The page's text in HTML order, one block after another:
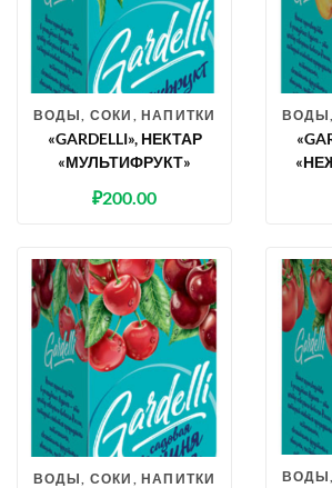
ВОДЫ, СОКИ, НАПИТКИ
«GARDELLI», НЕКТАР
«МУЛЬТИФРУКТ»
₽200.00
ВОДЫ, СОКИ, НАПИТКИ